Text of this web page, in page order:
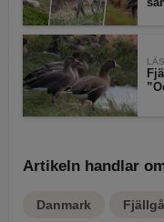
Artikeln handlar
Danmark